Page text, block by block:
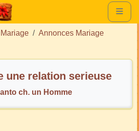
Mariage
Annonces Mariage
une relation serieuse
ch. un Homme